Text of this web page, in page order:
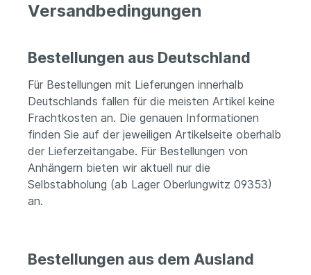
Versandbedingungen
Bestellungen aus Deutschland
Für Bestellungen mit Lieferungen innerhalb
Deutschlands fallen für die meisten Artikel keine
Frachtkosten an. Die genauen Informationen
finden Sie auf der jeweiligen Artikelseite oberhalb
der Lieferzeitangabe. Für Bestellungen von
Anhängern bieten wir aktuell nur die
Selbstabholung (ab Lager Oberlungwitz 09353)
an.
Bestellungen aus dem Ausland